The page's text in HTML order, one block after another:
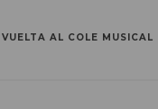
VUELTA AL COLE MUSICAL